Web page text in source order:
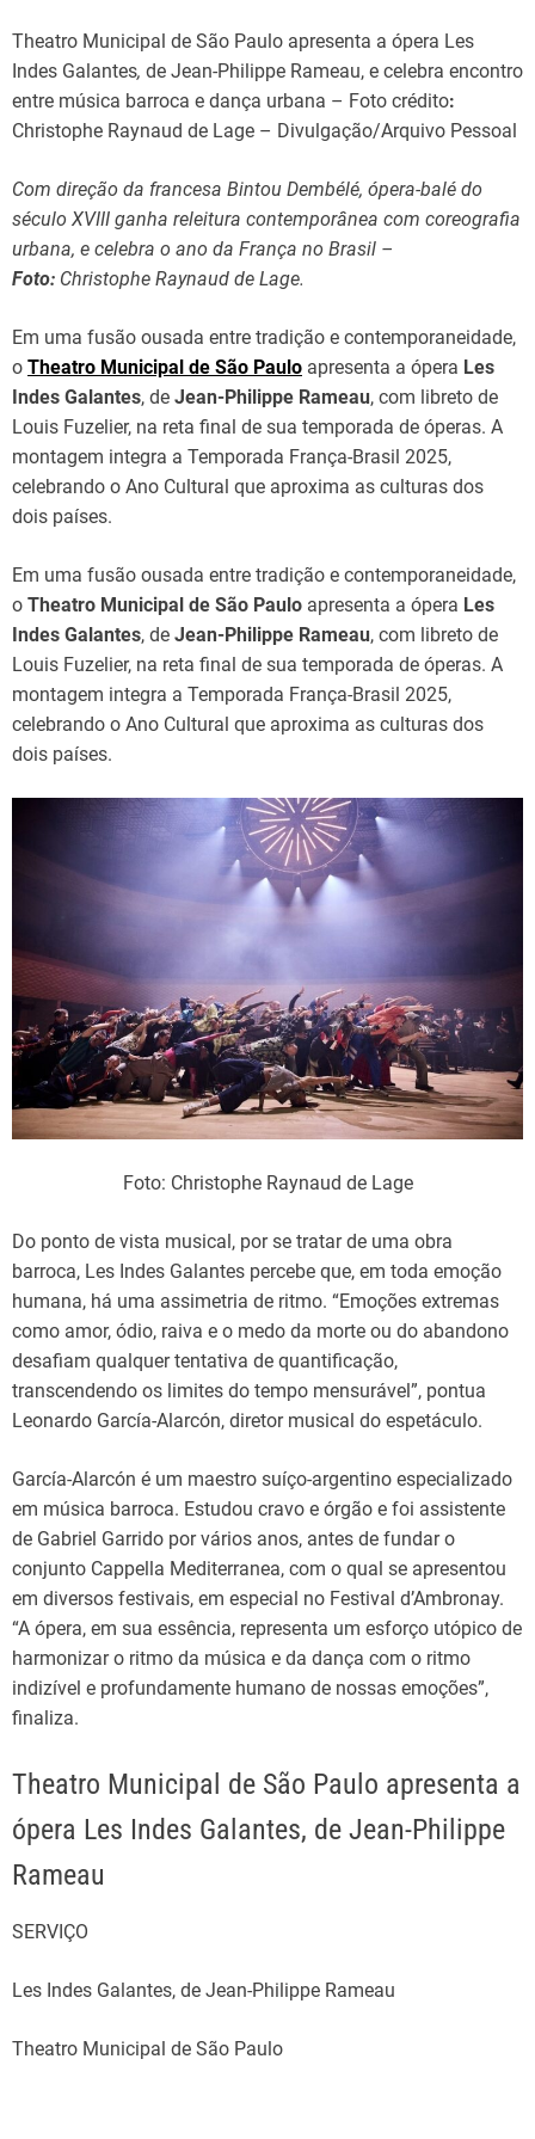
Theatro Municipal de São Paulo apresenta a ópera Les
Indes Galantes, de Jean-Philippe Rameau, e celebra encontro
entre música barroca e dança urbana – Foto crédito:
Christophe Raynaud de Lage – Divulgação/Arquivo Pessoal
Com direção da francesa Bintou Dembélé, ópera-balé do
século XVIII ganha releitura contemporânea com coreografia
urbana, e celebra o ano da França no Brasil –
Foto: Christophe Raynaud de Lage.
Em uma fusão ousada entre tradição e contemporaneidade,
o Theatro Municipal de São Paulo apresenta a ópera Les
Indes Galantes, de Jean-Philippe Rameau, com libreto de
Louis Fuzelier, na reta final de sua temporada de óperas. A
montagem integra a Temporada França-Brasil 2025,
celebrando o Ano Cultural que aproxima as culturas dos
dois países.
Em uma fusão ousada entre tradição e contemporaneidade,
o Theatro Municipal de São Paulo apresenta a ópera Les
Indes Galantes, de Jean-Philippe Rameau, com libreto de
Louis Fuzelier, na reta final de sua temporada de óperas. A
montagem integra a Temporada França-Brasil 2025,
celebrando o Ano Cultural que aproxima as culturas dos
dois países.
Foto: Christophe Raynaud de Lage
Do ponto de vista musical, por se tratar de uma obra
barroca, Les Indes Galantes percebe que, em toda emoção
humana, há uma assimetria de ritmo. “Emoções extremas
como amor, ódio, raiva e o medo da morte ou do abandono
desafiam qualquer tentativa de quantificação,
transcendendo os limites do tempo mensurável”, pontua
Leonardo García-Alarcón, diretor musical do espetáculo.
García-Alarcón é um maestro suíço-argentino especializado
em música barroca. Estudou cravo e órgão e foi assistente
de Gabriel Garrido por vários anos, antes de fundar o
conjunto Cappella Mediterranea, com o qual se apresentou
em diversos festivais, em especial no Festival d’Ambronay.
“A ópera, em sua essência, representa um esforço utópico de
harmonizar o ritmo da música e da dança com o ritmo
indizível e profundamente humano de nossas emoções”,
finaliza.
Theatro Municipal de São Paulo apresenta a
ópera Les Indes Galantes, de Jean-Philippe
Rameau
SERVIÇO
Les Indes Galantes, de Jean-Philippe Rameau
Theatro Municipal de São Paulo